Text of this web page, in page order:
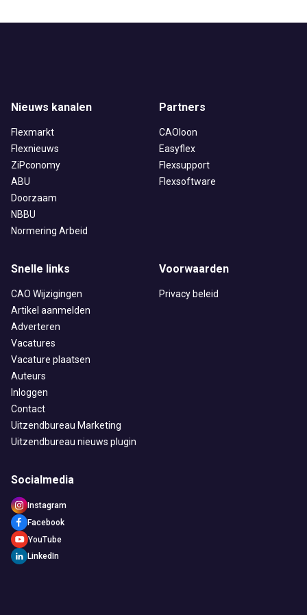
Nieuws kanalen
Flexmarkt
Flexnieuws
ZiPconomy
ABU
Doorzaam
NBBU
Normering Arbeid
Partners
CAOloon
Easyflex
Flexsupport
Flexsoftware
Snelle links
CAO Wijzigingen
Artikel aanmelden
Adverteren
Vacatures
Vacature plaatsen
Auteurs
Inloggen
Contact
Uitzendbureau Marketing
Uitzendbureau nieuws plugin
Voorwaarden
Privacy beleid
Socialmedia
Instagram
Facebook
YouTube
LinkedIn